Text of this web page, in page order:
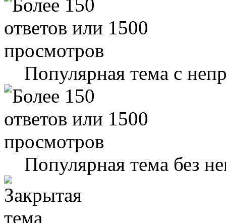
Популярная тема с
Популярная тема без